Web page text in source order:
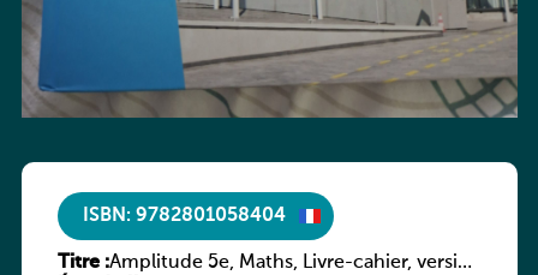
ISBN: 9782801058404
Titre :Amplitude 5e, Maths, Livre-cahier, version